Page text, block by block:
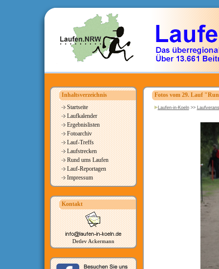
Inhaltsverzeichnis
Startseite
Laufkalender
Ergebnislisten
Fotoarchiv
Lauf-Treffs
Laufstrecken
Rund ums Laufen
Lauf-Reportagen
Impressum
Kontakt
Detlev Ackermann
Fotos vom 29. Lauf
Laufen-in-Koeln>>